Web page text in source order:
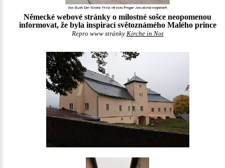
Německé webové stránky o milostné sošce neopomenou
informovat, že byla inspirací světoznámého Malého prince
Repro www stránky Kirche in Not